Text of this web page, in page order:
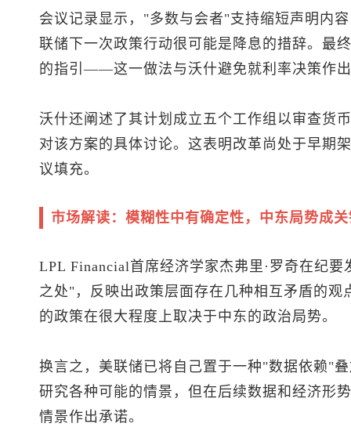
会议记录显示，"多数与会者"支持缩短声明内
联储下一次政策行动很可能是降息的措辞。最
的指引——这一做法与沃什避免就利率决策作
沃什还阐述了其计划成立五个工作组以审查货
对该方案的具体讨论。这表明改革尚处于早期
议填充。
市场解读：模糊性中有确定性，中东局势成
LPL Financial首席经济学家杰弗里·罗奇在纪
之处"，反映出政策层面存在几种相互矛盾的
的政策在很大程度上取决于中东的政治局势。
换言之，美联储已将自己置于一种"数据依赖"
研究各种可能的情景，但在后续数据和经济形
情景作出承诺。